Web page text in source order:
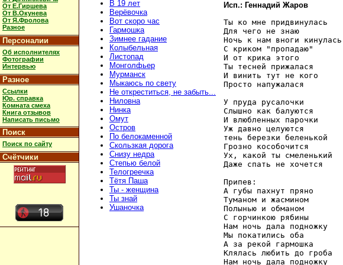
От Е.Гиршева
От В.Окунева
От Я.Фролова
Разное
Персоналии
Об исполнителях
Фотографии
Интервью
Разное
Ссылки
Юр. справка
Комната смеха
Книга отзывов
Написать письмо
Поиск
Поиск по сайту
Счётчики
В 19 лет
Верёвочка
Вот скоро час
Гармошка
Зимнее гадание
Колыбельная
Листопад
Монголфьер
Мурманск
Мыкаюсь по свету
Не откреститься, не забыть...
Ниловна
Нинка
Омут
Остров
По белокаменной
Скользкая дорога
Снизу недра
Степью белой
Телогреечка
Тётя Паша
Ты - женщина
Ты знай
Ушаночка
Исп.: Геннадий Жаров
Ты ко мне придвинулась
Для чего не знаю
Ночь к нам вноги кинулась
С криком "пропадаю"
И от крика этого
Ты тесней прижалася
И винить тут не кого
Просто напужалася
У пруда русалочки
Слышно как балуются
И влюбленных парочки
Уж давно целуются
тень березки беленькой
Грозно кособочится
Ух, какой ты смеленький
Даже спать не хочется
Припев:
А губы пахнут пряно
Туманом и жасмином
Полынью и обманом
С горчинкою рябины
Нам ночь дала подножку
Мы покатились оба
А за рекой гармошка
Клялась любить до гроба
Нам ночь дала подножку